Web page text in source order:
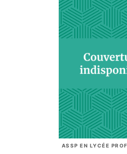
ASSP EN LYCÉE